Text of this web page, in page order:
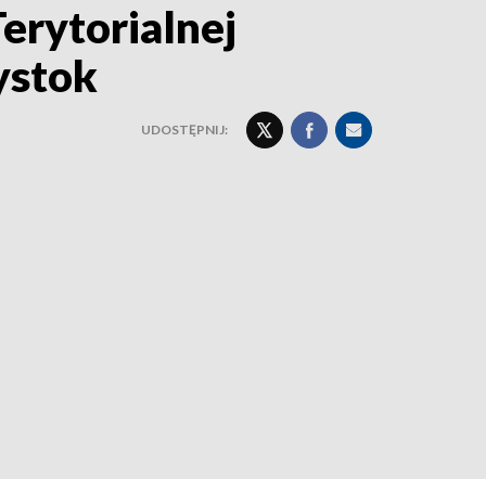
UDOSTĘPNIJ: